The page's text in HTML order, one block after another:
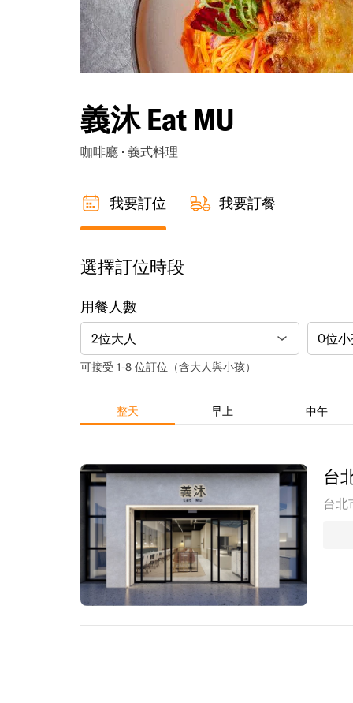
義沐 Eat MU
咖啡廳 · 義式料理
我要訂位 我要訂餐
選擇訂位時段
用餐人數
可接受 1-8 位訂位（含大人與小孩）
整天 早上 中午
台
台北